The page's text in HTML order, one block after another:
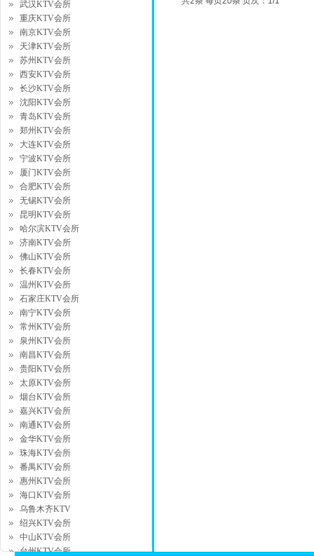
武汉KTV会所
重庆KTV会所
南京KTV会所
天津KTV会所
苏州KTV会所
西安KTV会所
长沙KTV会所
沈阳KTV会所
青岛KTV会所
郑州KTV会所
大连KTV会所
宁波KTV会所
厦门KTV会所
合肥KTV会所
无锡KTV会所
昆明KTV会所
哈尔滨KTV会所
济南KTV会所
佛山KTV会所
长春KTV会所
温州KTV会所
石家庄KTV会所
南宁KTV会所
常州KTV会所
泉州KTV会所
南昌KTV会所
贵阳KTV会所
太原KTV会所
烟台KTV会所
嘉兴KTV会所
南通KTV会所
金华KTV会所
珠海KTV会所
番禺KTV会所
惠州KTV会所
海口KTV会所
乌鲁木齐KTV
绍兴KTV会所
中山KTV会所
台州KTV会所